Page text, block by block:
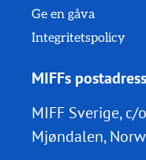
Ge en gåva
Integritetspolicy
MIFFs postadress
MIFF Sverige, c/
Mjøndalen,